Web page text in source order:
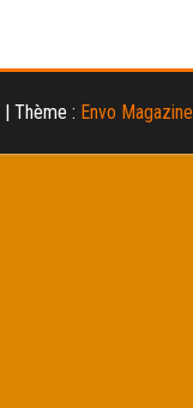
| Thème : Envo Magazine